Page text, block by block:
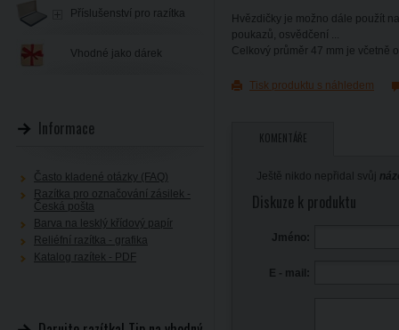
Hvězdičky je možno dále použít
poukazů, osvědčení ...
Celkový průměr 47 mm je včetně
Tisk produktu s náhledem
KOMENTÁŘE
Ještě nikdo nepřidal svůj
Diskuze k produktu
Jméno:
E - mail:
Příslušenství pro razítka
Vhodné jako dárek
Informace
Často kladené otázky (FAQ)
Razítka pro označování zásilek -
Česká pošta
Barva na lesklý křídový papír
Reliéfní razítka - grafika
Katalog razítek - PDF